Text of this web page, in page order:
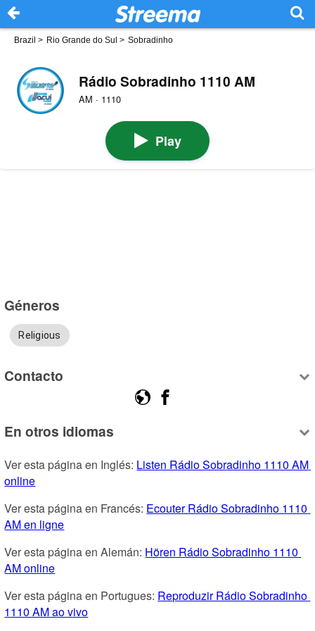
Brazil > Rio Grande do Sul > Sobradinho
Rádio Sobradinho 1110 AM
AM · 1110
Play
Géneros
Religious
Contacto
En otros idiomas
Ver esta página en Inglés: Listen Rádio Sobradinho 1110 AM
online
Ver esta página en Francés: Ecouter Rádio Sobradinho 1110
AM en ligne
Ver esta página en Alemán: Hören Rádio Sobradinho 1110
AM online
Ver esta página en Portugues: Reproduzir Rádio Sobradinho
1110 AM ao vivo